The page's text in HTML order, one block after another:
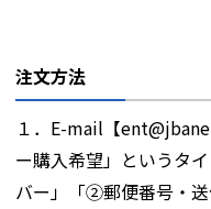
注文方法
１．E-mail【
ー購入希望」というタ
バー」「②郵便番号・